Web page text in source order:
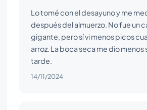
Lo tomé con el desayuno y me
después del almuerzo. No fue un
gigante, pero sí vi menos picos
arroz. La boca seca me dio menos
tarde.
14/11/2024